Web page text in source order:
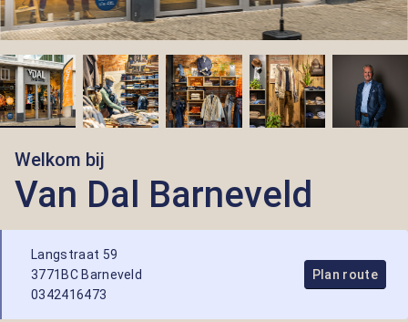
Welkom bij
Van Dal Barneveld
Langstraat 59
3771BC Barneveld
0342416473
Plan route